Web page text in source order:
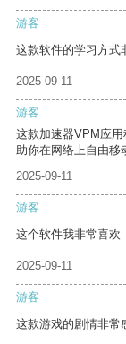
游客
这款软件的学习方式
2025-09-11
游客
这款加速器VPM应
助你在网络上自由移
2025-09-11
游客
这个软件我非常喜欢
2025-09-11
游客
这款游戏的剧情非常